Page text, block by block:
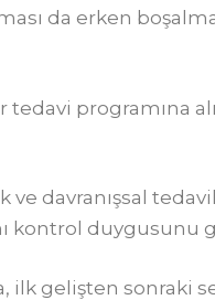
da erken
tedavi programına
davranışsal
duygusunu
ilk gelişten